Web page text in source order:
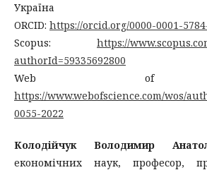
Україна
ORCID: https://orcid.org/0000-0001-
Scopus: https://
authorId=59335692800
Web of
https://www.webofscience.com/wos/
0055-2022
Колодійчук Володимир
економічних наук, професор,